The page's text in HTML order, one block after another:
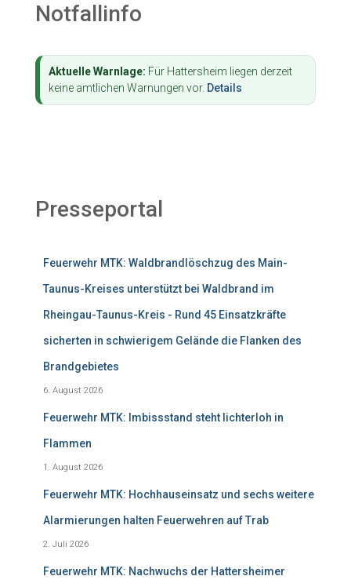
Notfallinfo
Aktuelle Warnlage: Für Hattersheim liegen derzeit
keine amtlichen Warnungen vor. Details
Presseportal
Feuerwehr MTK: Waldbrandlöschzug des Main-
Taunus-Kreises unterstützt bei Waldbrand im
Rheingau-Taunus-Kreis - Rund 45 Einsatzkräfte
sicherten in schwierigem Gelände die Flanken des
Brandgebietes
6. August 2026
Feuerwehr MTK: Imbissstand steht lichterloh in
Flammen
1. August 2026
Feuerwehr MTK: Hochhauseinsatz und sechs weitere
Alarmierungen halten Feuerwehren auf Trab
2. Juli 2026
Feuerwehr MTK: Nachwuchs der Hattersheimer